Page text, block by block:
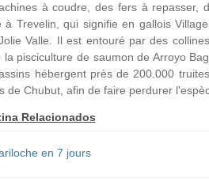
à coudre, des fers à repasser,
à Trevelin, qui signifie en gallois
Valle. Il est entouré par des
la pisciculture de saumon de Arroyo
hébergent près de 200.000
de Chubut, afin de faire perdurer
Relacionados
en 7 jours